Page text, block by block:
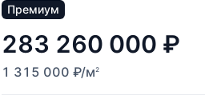
Премиум
283 260 000 ₽
1 315 000 ₽/м2